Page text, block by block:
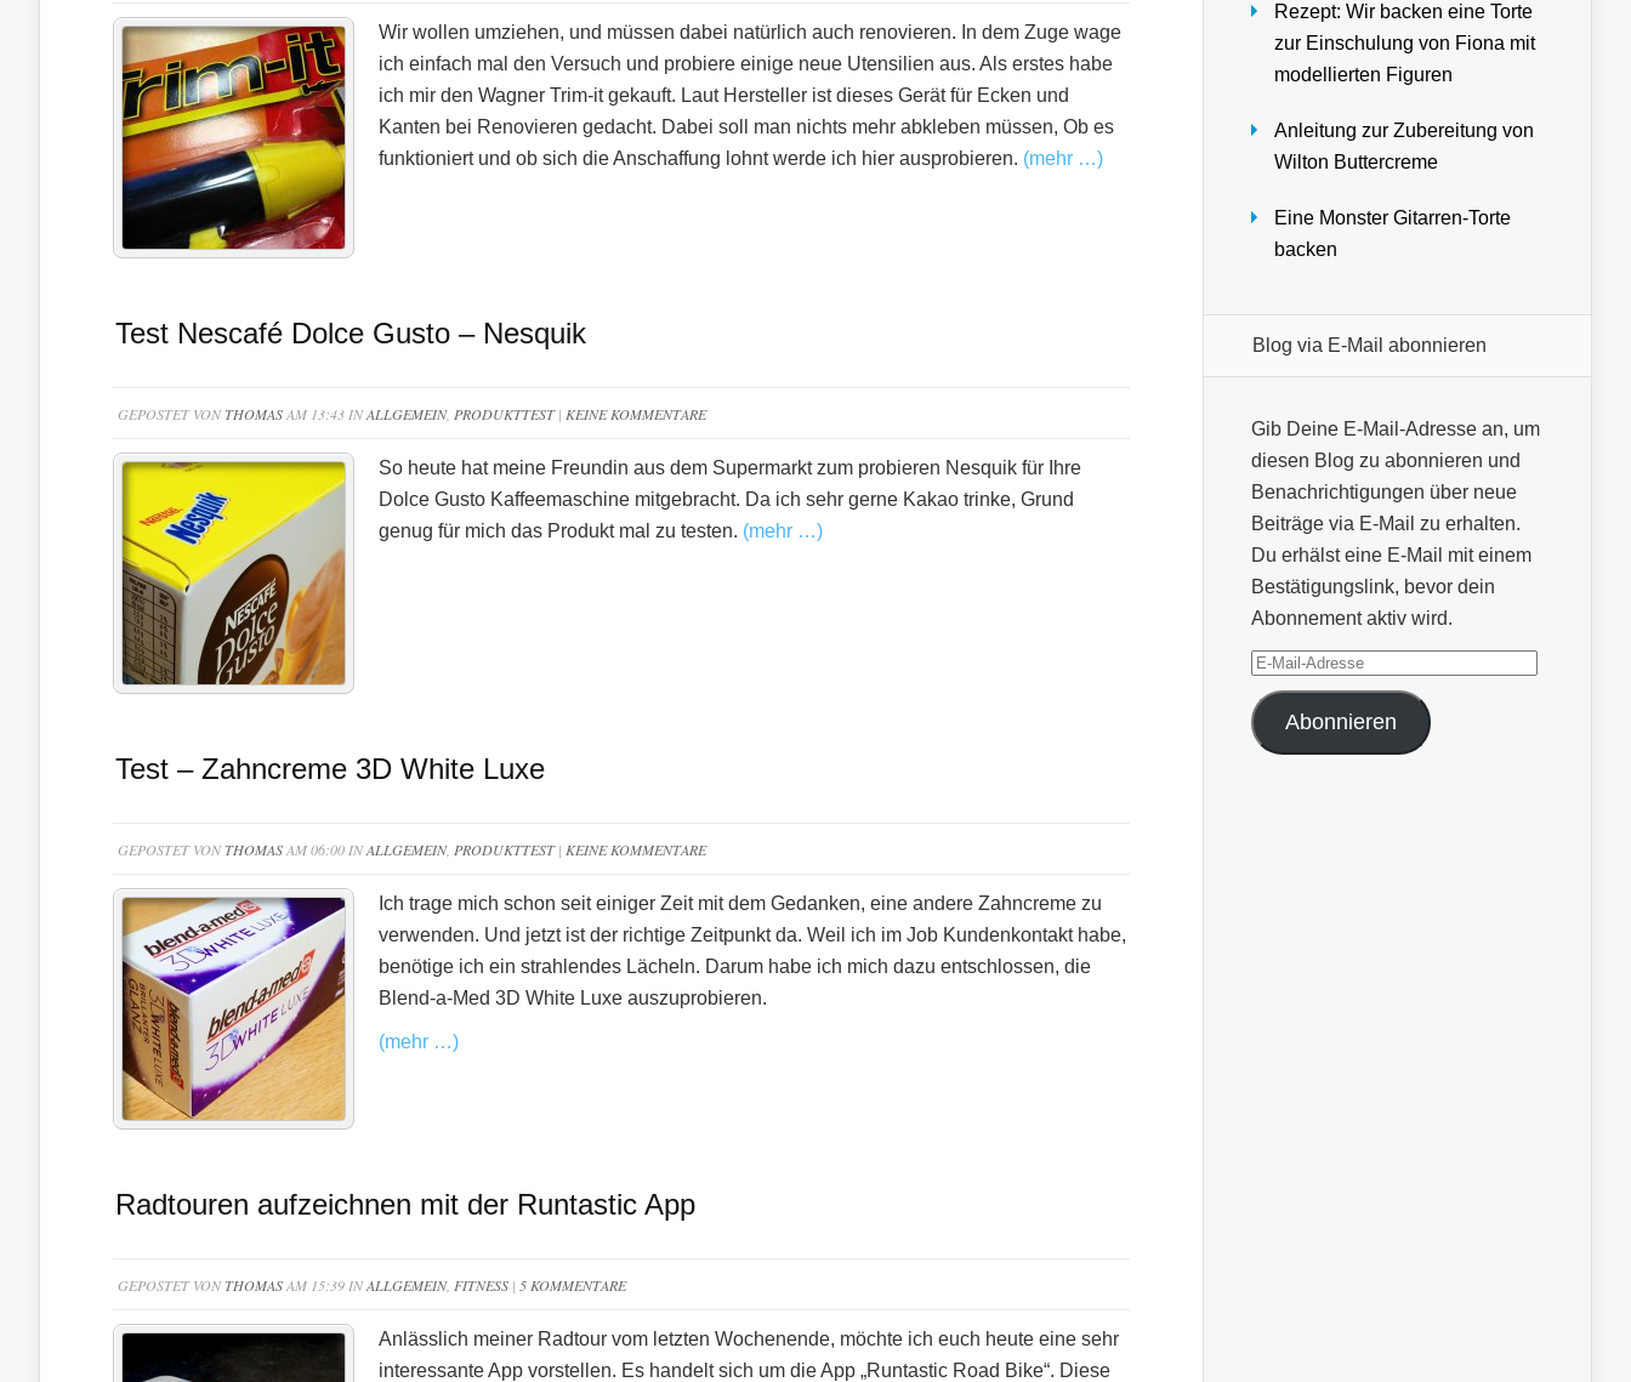
Wir wollen umziehen, und müssen dabei natürlich auch renovieren. In dem Zuge wage
ich einfach mal den Versuch und probiere einige neue Utensilien aus. Als erstes habe
ich mir den Wagner Trim-it gekauft. Laut Hersteller ist dieses Gerät für Ecken und
Kanten bei Renovieren gedacht. Dabei soll man nichts mehr abkleben müssen, Ob es
funktioniert und ob sich die Anschaffung lohnt werde ich hier ausprobieren. (mehr …)
Test Nescafé Dolce Gusto – Nesquik
GEPOSTET VONTHOMASAM 13:43 INALLGEMEIN, PRODUKTTEST| KEINE KOMMENTARE
So heute hat meine Freundin aus dem Supermarkt zum probieren Nesquik für Ihre
Dolce Gusto Kaffeemaschine mitgebracht. Da ich sehr gerne Kakao trinke, Grund
genug für mich das Produkt mal zu testen. (mehr …)
Test – Zahncreme 3D White Luxe
GEPOSTET VONTHOMASAM 06:00 INALLGEMEIN, PRODUKTTEST| KEINE KOMMENTARE
Ich trage mich schon seit einiger Zeit mit dem Gedanken, eine andere Zahncreme zu
verwenden. Und jetzt ist der richtige Zeitpunkt da. Weil ich im Job Kundenkontakt habe,
benötige ich ein strahlendes Lächeln. Darum habe ich mich dazu entschlossen, die
Blend-a-Med 3D White Luxe auszuprobieren.
(mehr …)
Radtouren aufzeichnen mit der Runtastic App
GEPOSTET VONTHOMASAM 15:39 INALLGEMEIN, FITNESS | 5 KOMMENTARE
Anlässlich meiner Radtour vom letzten Wochenende, möchte ich euch heute eine sehr
interessante App vorstellen. Es handelt sich um die App „Runtastic Road Bike“. Diese
Rezept: Wir backen eine Torte
zur Einschulung von Fiona mit
modellierten Figuren
Anleitung zur Zubereitung von
Wilton Buttercreme
Eine Monster Gitarren-Torte
backen
Blog via E-Mail abonnieren
Gib Deine E-Mail-Adresse an, um
diesen Blog zu abonnieren und
Benachrichtigungen über neue
Beiträge via E-Mail zu erhalten.
Du erhälst eine E-Mail mit einem
Bestätigungslink, bevor dein
Abonnement aktiv wird.
E-
Mail-
AdresseAbonnieren